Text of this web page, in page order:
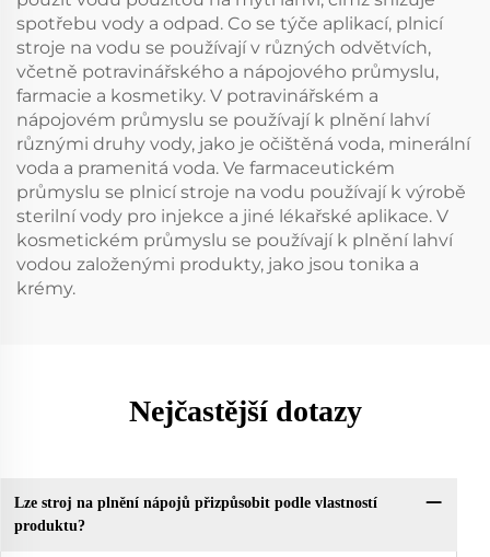
spotřebu vody a odpad. Co se týče aplikací, plnicí
stroje na vodu se používají v různých odvětvích,
včetně potravinářského a nápojového průmyslu,
farmacie a kosmetiky. V potravinářském a
nápojovém průmyslu se používají k plnění lahví
různými druhy vody, jako je očištěná voda, minerální
voda a pramenitá voda. Ve farmaceutickém
průmyslu se plnicí stroje na vodu používají k výrobě
sterilní vody pro injekce a jiné lékařské aplikace. V
kosmetickém průmyslu se používají k plnění lahví
vodou založenými produkty, jako jsou tonika a
krémy.
Nejčastější dotazy
Lze stroj na plnění nápojů přizpůsobit podle vlastností
produktu?